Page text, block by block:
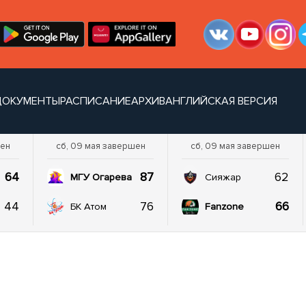
РАСПИСАНИЕАРХИВАНГЛИЙСКАЯ ВЕРСИЯ
64
44
сб, 09 мая завершен
МГУ Огарева 87
БК Атом 76
сб, 09 мая завершен
Сияжар 62
Fanzone 66